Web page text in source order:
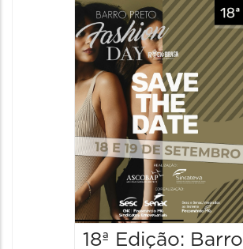
18ª Edição: Barro